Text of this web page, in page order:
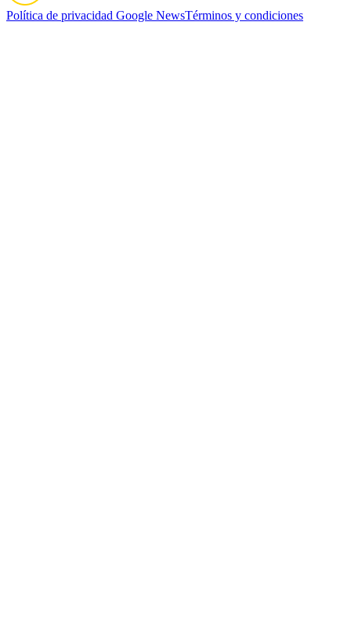
Política de privacidad Google NewsTérminos y condiciones